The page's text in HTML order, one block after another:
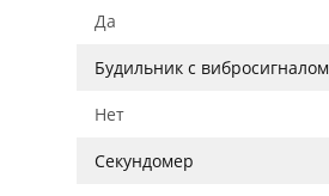
Да
Будильник с вибросигналом
Нет
Секундомер